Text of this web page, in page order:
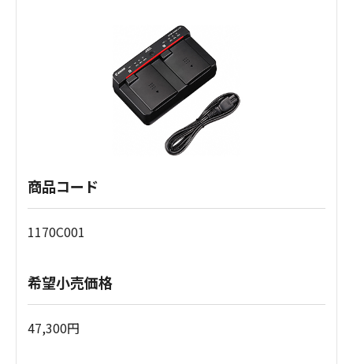
商品コード
1170C001
希望小売価格
47,300円